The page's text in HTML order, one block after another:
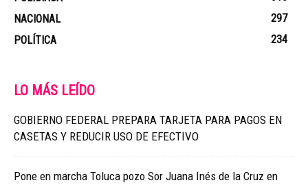
NACIONAL
297
POLÍTICA
234
LO MÁS LEÍDO
GOBIERNO FEDERAL PREPARA TARJETA PARA PAGOS EN
CASETAS Y REDUCIR USO DE EFECTIVO
Pone en marcha Toluca pozo Sor Juana Inés de la Cruz en